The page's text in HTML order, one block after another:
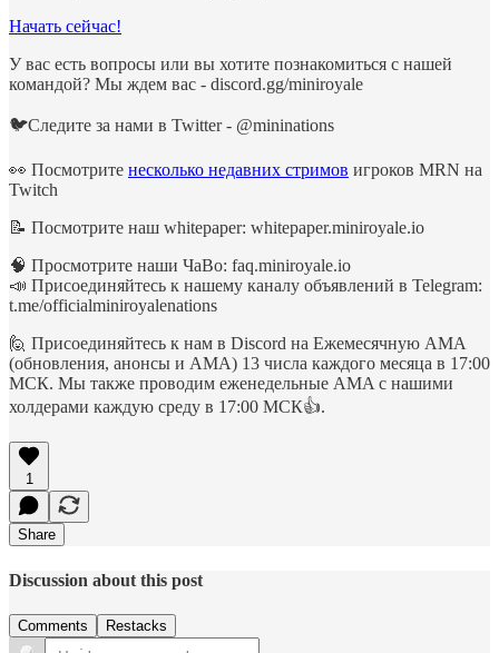
Начать сейчас!
У вас есть вопросы или вы хотите познакомиться с нашей
командой? Мы ждем вас - discord.gg/miniroyale
🐦Следите за нами в Twitter - @mininations
👀 Посмотрите несколько недавних стримов игроков MRN на
Twitch
📝 Посмотрите наш whitepaper: whitepaper.miniroyale.io
🧠 Просмотрите наши ЧаВо: faq.miniroyale.io
📣 Присоединяйтесь к нашему каналу объявлений в Telegram:
t.me/officialminiroyalenations
🙋 Присоединяйтесь к нам в Discord на Ежемесячную АМА
(обновления, анонсы и AMA) 13 числа каждого месяца в 17:00
МСК. Мы также проводим еженедельные AMA с нашими
холдерами каждую среду в 17:00 МСК👍.
1
Share
Discussion about this post
Comments Restacks